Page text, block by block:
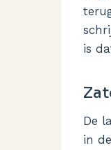
is
De
in